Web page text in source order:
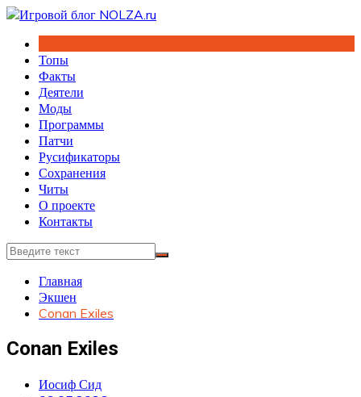
Перейти
содержимому
Топы
Факты
Деятели
Моды
Программы
Патчи
Русификаторы
Сохранения
Читы
О проекте
Контакты
Главная
Экшен
Conan Exiles
Conan Exiles
Иосиф Сид